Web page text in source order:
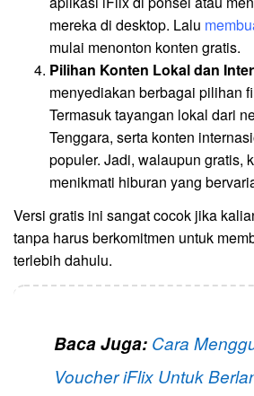
mereka di desktop. Lalu
mulai menonton konten gratis.
Pilihan Konten Lokal dan
menyediakan berbagai pilihan
Termasuk tayangan lokal dari
Tenggara, serta konten
populer. Jadi, walaupun gratis,
menikmati hiburan yang
Versi gratis ini sangat cocok jika
tanpa harus berkomitmen untuk
terlebih dahulu.
Baca Juga: Cara
Voucher iFlix Untuk